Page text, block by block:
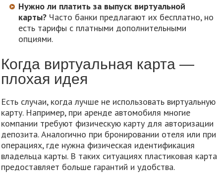
Нужно ли платить за выпуск виртуальной
карты? Часто банки предлагают их бесплатно, но
есть тарифы с платными дополнительными
опциями.
Когда виртуальная карта —
плохая идея
Есть случаи, когда лучше не использовать виртуальную
карту. Например, при аренде автомобиля многие
компании требуют физическую карту для авторизации
депозита. Аналогично при бронировании отеля или при
операциях, где нужна физическая идентификация
владельца карты. В таких ситуациях пластиковая карта
предоставляет больше гарантий и удобства.